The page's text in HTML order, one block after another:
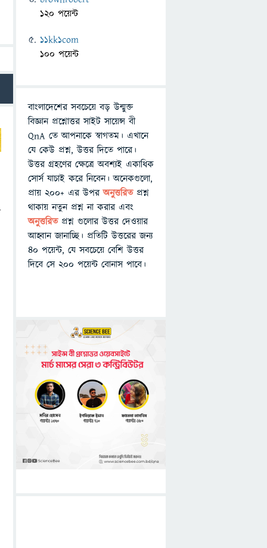
120 পয়েন্ট
11kk1com
100 পয়েন্ট
বাংলাদেশের সবচেয়ে বড় উন্মুক্ত
বিজ্ঞান প্রশ্নোত্তর সাইট সায়েন্স বী
QnA তে আপনাকে স্বাগতম। এখানে
যে কেউ প্রশ্ন, উত্তর দিতে পারে।
উত্তর গ্রহণের ক্ষেত্রে অবশ্যই একাধিক
সোর্স যাচাই করে নিবেন। অনেকগুলো,
প্রায় ২০০+ এর উপরঅনুত্তরিতপ্রশ্ন
থাকায় নতুন প্রশ্ন না করার এবং
অনুত্তরিত প্রশ্ন গুলোর উত্তর দেওয়ার
আহ্বান জানাচ্ছি। প্রতিটি উত্তরের জন্য
৪০ পয়েন্ট, যে সবচেয়ে বেশি উত্তর
দিবে সে ২০০ পয়েন্ট বোনাস পাবে।